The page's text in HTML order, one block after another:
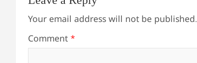
Your email address will not be published.
Comment *